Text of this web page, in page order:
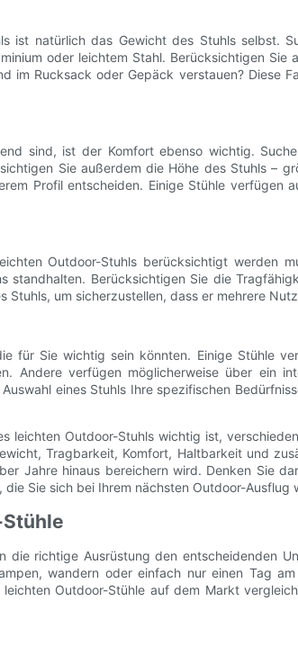
ist natürlich das Gewicht des Stuhls selbst.
oder leichtem Stahl. Berücksichtigen
im Rucksack oder Gepäck verstauen? Diese
sind, ist der Komfort ebenso wichtig.
Sie außerdem die Höhe des Stuhls –
Profil entscheiden. Einige Stühle
Outdoor-Stuhls berücksichtigt werden
standhalten. Berücksichtigen Sie die
um sicherzustellen, dass er mehrere
für Sie wichtig sein könnten. Einige Stühle
Andere verfügen möglicherweise über ein
eines Stuhls Ihre spezifischen
leichten Outdoor-Stuhls wichtig ist,
Tragbarkeit, Komfort, Haltbarkeit und
Jahre hinaus bereichern wird. Denken Sie
Sie sich bei Ihrem nächsten Outdoor-Ausflug
richtige Ausrüstung den entscheidenden
wandern oder einfach nur einen Tag
Outdoor-Stühle auf dem Markt